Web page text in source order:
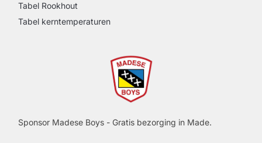
Tabel Rookhout
Tabel kerntemperaturen
Sponsor Madese Boys - Gratis bezorging in Made.